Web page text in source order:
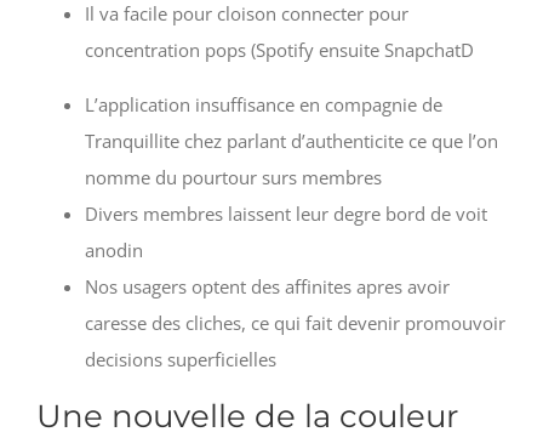
Il va facile pour cloison connecter pour
concentration pops (Spotify ensuite SnapchatD
L’application insuffisance en compagnie de
Tranquillite chez parlant d’authenticite ce que l’on
nomme du pourtour surs membres
Divers membres laissent leur degre bord de voit
anodin
Nos usagers optent des affinites apres avoir
caresse des cliches, ce qui fait devenir promouvoir
decisions superficielles
Une nouvelle de la couleur